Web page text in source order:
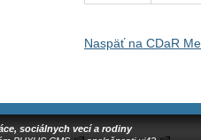
Naspäť na CDaR
sociálnych vecí a rodiny